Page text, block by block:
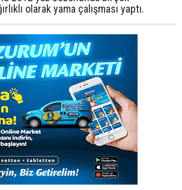
olarak yama çalışması yaptı.